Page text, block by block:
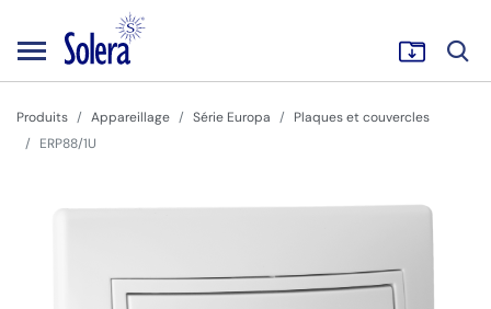
Produits Appareillage Série Europa
Plaques et couvercles
ERP88/1U